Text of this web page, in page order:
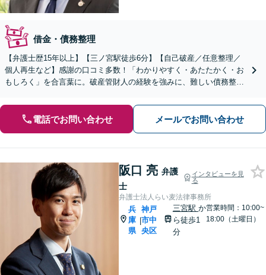
借金・債務整理
【弁護士歴15年以上】【三ノ宮駅徒歩6分】【自己破産／任意整理／
個人再生など】感謝の口コミ多数！「わかりやすく・あたたかく・お
もしろく」を合言葉に。破産管財人の経験を強みに、難しい債務整理
電話でお問い合わせ メールでお問い合わせ
阪口 亮 弁護
士
インタビューを見
る
弁護士法人らい麦法律事務所
兵
庫
県
|
神戸
市中
央区
三宮駅 か
ら徒歩1
分
営業時間：10:00~
18:00（土曜日）